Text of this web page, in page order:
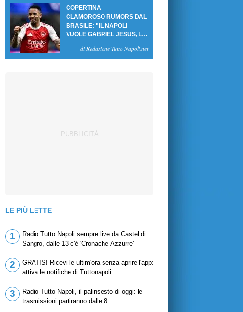
COPERTINA
CLAMOROSO RUMORS DAL
BRASILE: "IL NAPOLI
VUOLE GABRIEL JESUS, LE
di Redazione Tutto Napoli.net
LE PIÙ LETTE
1
Radio Tutto Napoli sempre live da Castel di
Sangro, dalle 13 c'è 'Cronache Azzurre'
2
GRATIS! Ricevi le ultim'ora senza aprire l'app:
attiva le notifiche di Tuttonapoli
3
Radio Tutto Napoli, il palinsesto di oggi: le
trasmissioni partiranno dalle 8